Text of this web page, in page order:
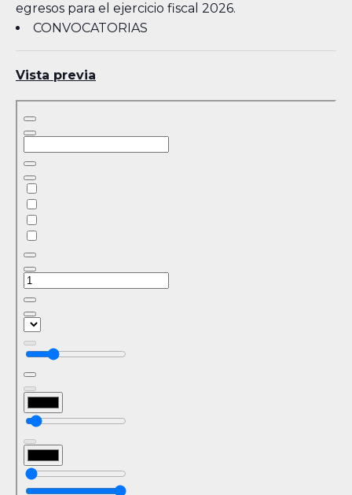
egresos para el ejercicio fiscal 2026.
CONVOCATORIAS
Vista previa
to
PDF
content